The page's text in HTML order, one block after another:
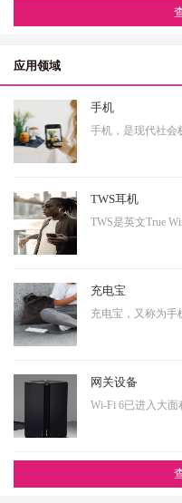
应用领域
手机
TWS耳机
充电宝
网关设备